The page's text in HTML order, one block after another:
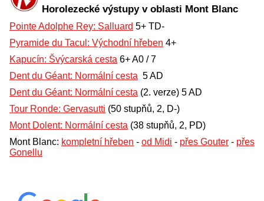
Horolezecké výstupy v oblasti Mont Blanc
Pointe Adolphe Rey: Salluard 5+ TD-
Pyramide du Tacul: Východní hřeben 4+
Kapucín: Švýcarská cesta 6+ A0 / 7
Dent du Géant: Normální cesta 5 AD
Dent du Géant: Normální cesta (2. verze) 5 AD
Tour Ronde: Gervasutti (50 stupňů, 2, D-)
Mont Dolent: Normální cesta (38 stupňů, 2, PD)
Mont Blanc: kompletní hřeben - od Midi - přes Gouter - přes
Gonellu